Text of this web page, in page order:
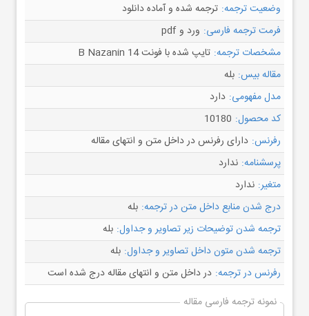
وضعیت ترجمه: ترجمه شده و آماده دانلود
فرمت ترجمه فارسی: ورد و pdf
مشخصات ترجمه: تایپ شده با فونت B Nazanin 14
مقاله بیس: بله
مدل مفهومی: دارد
کد محصول: 10180
رفرنس: دارای رفرنس در داخل متن و انتهای مقاله
پرسشنامه: ندارد
متغیر: ندارد
درج شدن منابع داخل متن در ترجمه: بله
ترجمه شدن توضیحات زیر تصاویر و جداول: بله
ترجمه شدن متون داخل تصاویر و جداول: بله
رفرنس در ترجمه: در داخل متن و انتهای مقاله درج شده است
نمونه ترجمه فارسی مقاله